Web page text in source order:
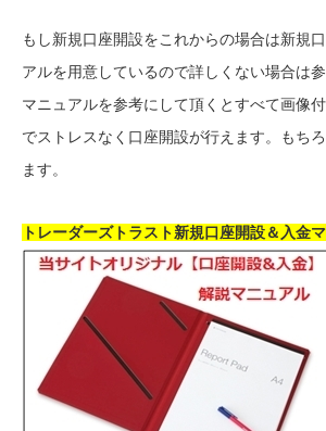
もし新規口座開設をこれからの場合は新規
アルを用意しているので詳しくない場合は
マニュアルを参考にして頂くとすべて画像
でストレスなく口座開設が行えます。もち
ます。
トレーダーズトラスト新規口座開設＆入金